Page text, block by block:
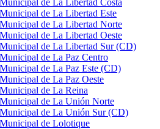
de La Libertad Costa
de La Libertad Este
de La Libertad Norte
de La Libertad Oeste
de La Libertad Sur (CD)
de La Paz Centro
de La Paz Este (CD)
de La Paz Oeste
de La Reina
de La Unión Norte
de La Unión Sur (CD)
de Lolotique